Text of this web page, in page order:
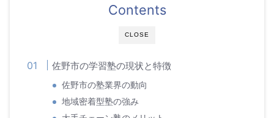
CLOSE
Contents
佐野市の学習塾の現状と特徴
佐野市の塾業界の動向
地域密着型塾の強み